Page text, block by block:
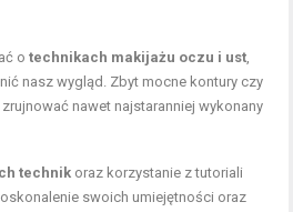
otechnikach makijażu oczu i ust,
nasz wygląd. Zbyt mocne kontury czy
nawet najstaranniej wykonany
technik oraz korzystanie z tutoriali
swoich umiejętności oraz